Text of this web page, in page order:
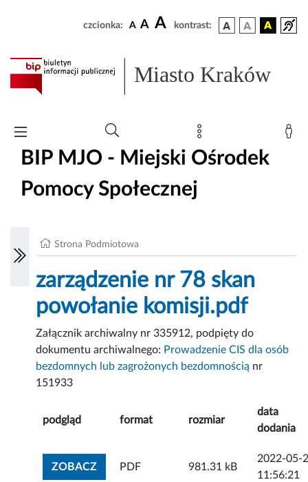
czcionka: A A A kontrast:
Miasto Kraków
BIP MJO - Miejski Ośrodek
Pomocy Społecznej
Strona Podmiotowa
zarządzenie nr 78 skan
powołanie komisji.pdf
Załącznik archiwalny nr 335912, podpięty do
dokumentu archiwalnego: Prowadzenie CIS dla osób
bezdomnych lub zagrożonych bezdomnością nr
151933
podgląd format rozmiar
data
dodania
ZOBACZZOBACZ ZAŁĄCZNIK
PDF 981.31 kB
2022-05-
11:56:21